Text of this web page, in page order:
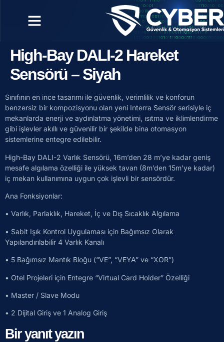
High-Bay DALI-2 Hareket
Sensörü – Siyah
Sınıfının en ince tasarımı ile güvenlik, verimlilik ve konforun
benzersiz bir kompozisyonu olan yeni Interra Sensör serisiyle iç
mekanlarda enerji ve aydınlatma yönetimi, ısıtma ve iklimlendirme
gibi işlevler akıllı ve güvenilir bir şekilde bina otomasyon
sistemlerine entegre edilebilir.
High-Bay DALI-2 Varlık Sensörü, 16m’den 28 m’ye kadar geniş
mesafe algılama özelliği ile yüksek tavan (8m’den 15m’ye kadar)
iç mekan kullanımına uygun çok işlevli bir sensördür.
Ana Fonksiyonlar:
• Varlık, Parlaklık, Hareket, İç ve Dış Sıcaklık Algılama
• Sabit Işık Kontrol Uygulaması için Bağımsız Olarak
Yapılandırılabilir 4 Varlık Kanalı
• 5 Bağımsız Mantık Bloğu (“VE”, “VEYA” ve “XOR”)
• Otel Projeleri için Entegre “Virtual Card Holder” Özelliği
• Master / Slave Modu
• 2 Dijital Giriş ve 1 Analog Giriş
Bir yanıt yazın